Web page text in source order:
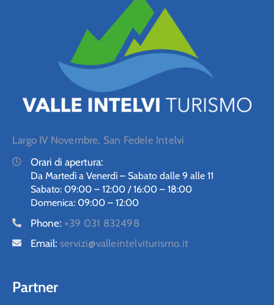
Largo IV Novembre, San Fedele Intelvi
Orari di apertura:
Da Martedì a Venerdì – Sabato dalle 9 alle 11
Sabato: 09:00 – 12:00 / 16:00 – 18:00
Domenica: 09:00 – 12:00
Phone: +39 031 832498
Email: servizi@valleintelviturismo.it
Partner